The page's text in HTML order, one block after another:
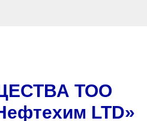
ТОО
LTD»